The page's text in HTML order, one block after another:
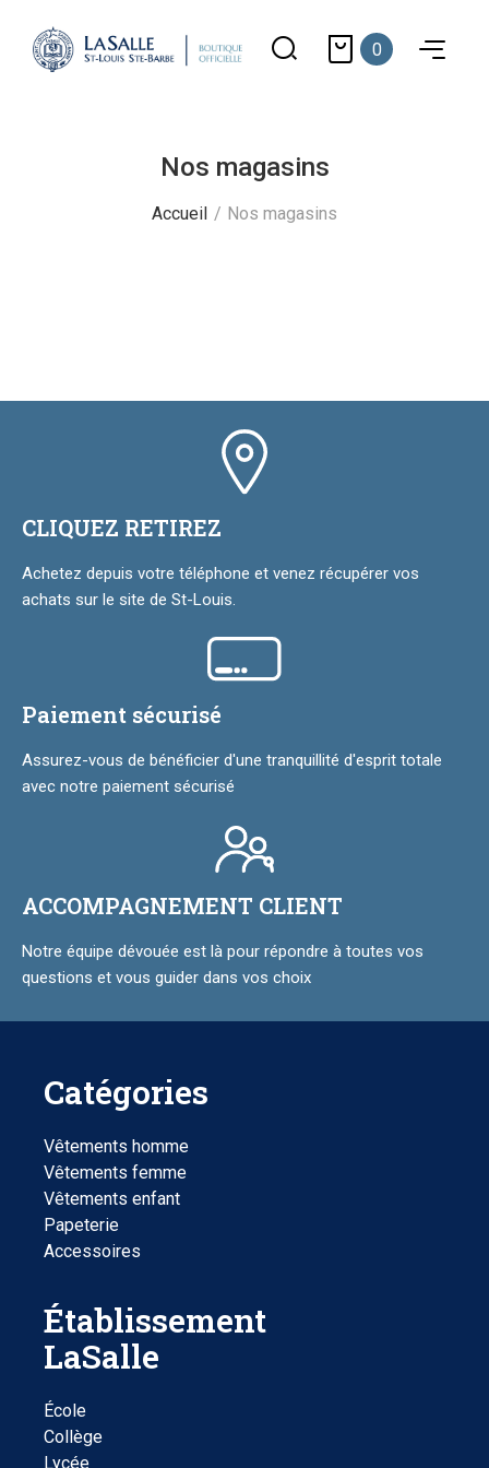
0
Nos magasins
Accueil Nos magasins
CLIQUEZ RETIREZ
Achetez depuis votre téléphone et venez récupérer vos
achats sur le site de St-Louis.
Paiement sécurisé
Assurez-vous de bénéficier d'une tranquillité d'esprit totale
avec notre paiement sécurisé
ACCOMPAGNEMENT CLIENT
Notre équipe dévouée est là pour répondre à toutes vos
questions et vous guider dans vos choix
Catégories
Vêtements homme
Vêtements femme
Vêtements enfant
Papeterie
Accessoires
Établissement
LaSalle
École
Collège
Lycée